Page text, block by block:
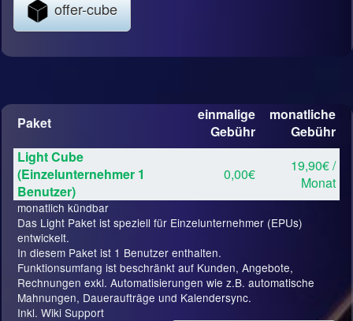
offer-cube
Paket
einmalige
Gebühr
monatliche
Gebühr
Light Cube
(Einzelunternehmer 1
Benutzer)
0,00€
19,90€ /
Monat
monatlich kündbar
Das Light Paket ist speziell für Einzelunternehmer (EPUs)
entwickelt.
In diesem Paket ist 1 Benutzer enthalten.
Funktionsumfang ist beschränkt auf Kunden, Angebote,
Rechnungen exkl. Automatisierungen wie z.B. automatische
Mahnungen, Daueraufträge und Kalendersync.
Inkl. Wiki Support